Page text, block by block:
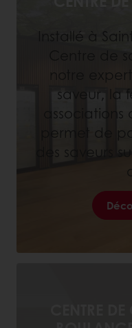
Installé à
Centre de
notre
saveur, la
permet de
des saveurs